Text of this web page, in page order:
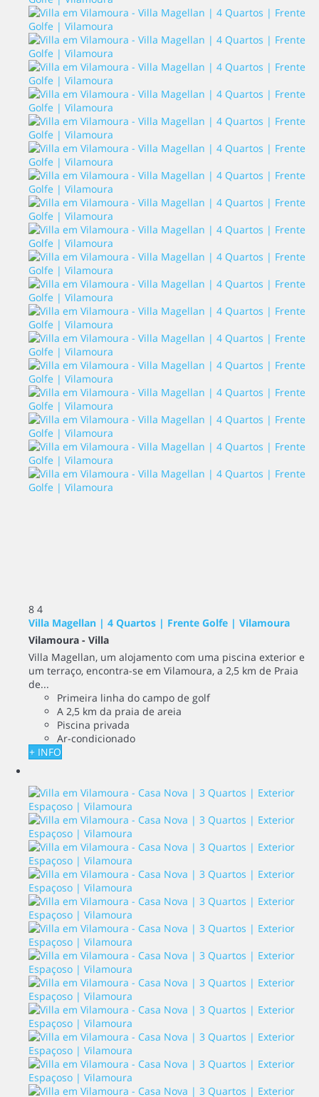
8 4
Villa Magellan | 4 Quartos | Frente Golfe | Vilamoura
Vilamoura - Villa
Villa Magellan, um alojamento com uma piscina exterior e
um terraço, encontra-se em Vilamoura, a 2,5 km de Praia
de...
Primeira linha do campo de golf
A 2,5 km da praia de areia
Piscina privada
Ar-condicionado
+ INFO